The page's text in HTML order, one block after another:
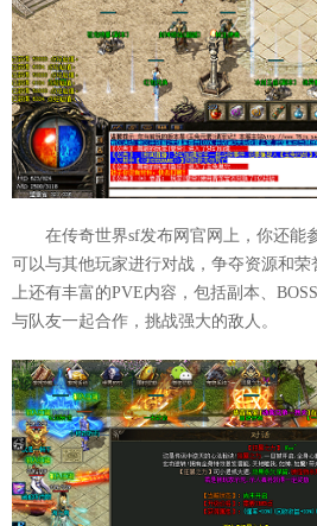
在传奇世界sf发布网官网上，你还能
可以与其他玩家进行对战，争夺资源和荣
上还有丰富的PVE内容，包括副本、
与队友一起合作，挑战强大的敌人。